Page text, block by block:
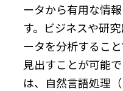
ータから有用な情
す。ビジネスや研
ータを分析するこ
見出すことが可能
は、自然言語処理